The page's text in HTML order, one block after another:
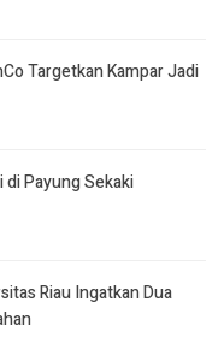
Targetkan Kampar Jadi
di Payung Sekaki
Riau Ingatkan Dua